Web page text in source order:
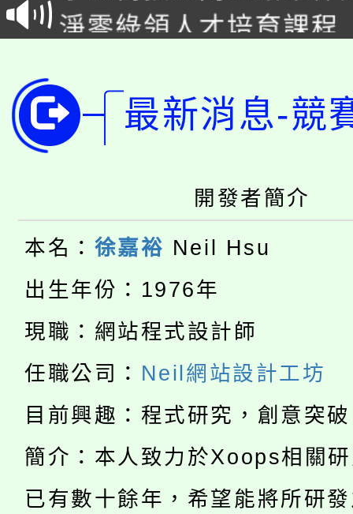
學籍身 分審查程序及
淨零綠領人才培育課程
代理(課)教師甄選結果(
「2026金融保險知識
車」活動
桃園市115學年度學生
代理(課)教師甄選結果(
公告本校115學年度第
代理(課)教師甄選結果(
轉知中國文化大學推廣
《TA101》溝通分析基
程，歡迎學生輔導中心
心理、諮商輔導、社會
系所師生報名參加。
轉知苗栗縣政府辦理
縣市「校園短影音徵選
門員」簡章及活動海報
踴躍報名參加。
115年食農教育專業人
程
學期銜接期間理賠案件
學籍身 分審查程序及
版
淨零綠領人才培育課程
公告本校115學年度第
代理(課)教師甄選結果(
「2026金融保險知識
最新消息-競
開發者簡介
本名： 徐嘉裕 Neil Hsu
出生年份：1976年
現職：網站程式設計師
任職公司： Neil網站設計工坊
目前興趣：程式研究，創意突
簡介：本人致力於Xoops相關
已有數十餘年，希望能將所研